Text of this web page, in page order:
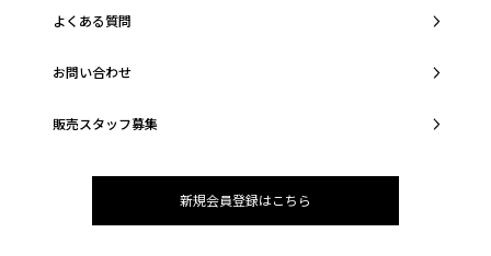
よくある質問
お問い合わせ
販売スタッフ募集
新規会員登録はこちら